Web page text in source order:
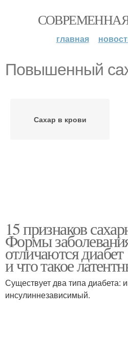
главная
Повышенный
Сахар в крови
15 признаков
Формы
отличаются
и что такое
Существует два типа диабета:
инсулиннезависимый.